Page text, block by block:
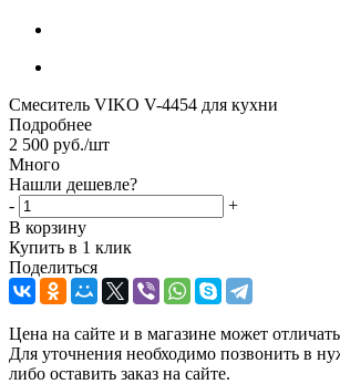
Смеситель VIKO V-4454 для кухни
Подробнее
2 500 руб./шт
Много
Нашли дешевле?
-
+
В корзину
Купить в 1 клик
Поделиться
Цена на сайте и в магазине может
Для уточнения необходимо позвонить в
либо оставить заказ на сайте.